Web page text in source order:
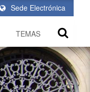
Sede Electrónica
TEMAS